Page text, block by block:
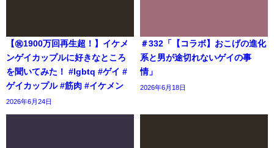
【㊗️1900万回再生超！】イケメ
ンゲイカップルに好きなところ
を聞いてみた！ #lgbtq #ゲイ #
ゲイカップル #筋肉 #イケメン
2026年6月24日
＃332「【コラボ】おこげの進化
系と男が途切れないゲイの事
情」
2026年6月18日